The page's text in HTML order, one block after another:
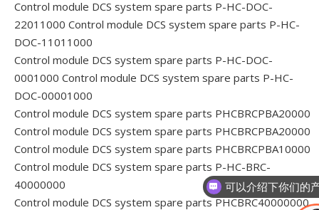
Control module DCS system spare parts P-HC-DOC-
22011000 Control module DCS system spare parts P-HC-
DOC-11011000
Control module DCS system spare parts P-HC-DOC-
0001000 Control module DCS system spare parts P-HC-
DOC-00001000
Control module DCS system spare parts PHCBRCPBA20000
Control module DCS system spare parts PHCBRCPBA20000
Control module DCS system spare parts PHCBRCPBA10000
Control module DCS system spare parts P-HC-BRC-
40000000
Control module DCS system spare parts PHCBRC40000000
你们是怎么收